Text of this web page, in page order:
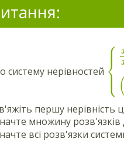
систему нерівностей ⎧
⎩
⎨⎪
⎪
⎪
⎪ (
першу нерівність
множину розв'язків
всі розв'язки